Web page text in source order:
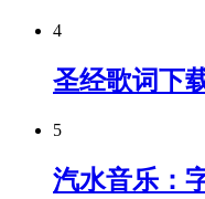
4
圣经歌词下
5
汽水音乐：